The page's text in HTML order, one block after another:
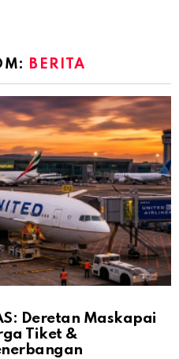
BERITA
Deretan Maskapai
Tiket &